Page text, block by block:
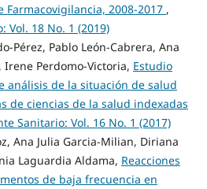
Farmacovigilancia, 2008-2017 ,
Vol. 18 No. 1 (2019)
Pérez, Pablo León-Cabrera, Ana
Irene Perdomo-Victoria, Estudio
análisis de la situación de salud
de ciencias de la salud indexadas
Sanitario: Vol. 16 No. 1 (2017)
Ana Julia Garcia-Milian, Diriana
Laguardia Aldama, Reacciones
de baja frecuencia en